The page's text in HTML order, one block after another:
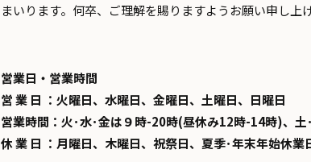
まいります。何卒、ご理解を賜りますようお願い申し上げ
営業日・営業時間
営 業 日 ：火曜日、水曜日、金曜日、土曜日、日曜日
営業時間：火･水･金は９時-20時(昼休み12時-14時)、
休 業 日 ：月曜日、木曜日、祝祭日、夏季･年末年始休